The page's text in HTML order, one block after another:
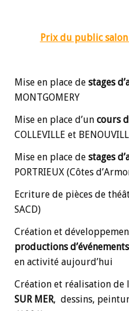
Prix du public salon
Mise en place de stages
MONTGOMERY
Mise en place d’un cours
COLLEVILLE et
Mise en place de stages
PORTRIEUX (Côtes
Ecriture de pièces de
SACD)
Création et
productions
en activité aujourd’hui
Création et réalisation de
SUR MER, dessins,